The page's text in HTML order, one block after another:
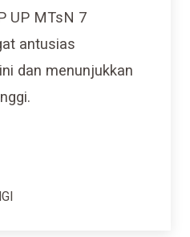
UP MTsN 7
antusias
dan menunjukkan